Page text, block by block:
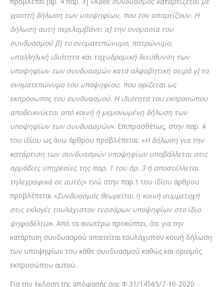
γραπτή δήλωση των υποψηφίων, που τον απαρτίζουν. Η
δήλωση αυτή περιλαμβάνει α] την ονομασία του
συνδυασμού β] το ονοματεπώνυμο, πατρώνυμο,
υπαλληλική ιδιότητα και ταχυδρομική διεύθυνση των
υποψηφίων των συνδυασμών κατά αλφαβητική σειρά γ] το
ονοματεπώνυμο του υποψηφίου, που ορίζεται ως
εκπρόσωπος του συνδυασμού. Η ιδιότητα του εκπροσώπου
αποδεικνύεται από κοινή ή μεμονωμένη δήλωση των
υποψηφίων των συνδυασμών». Επιπροσθέτως, στην παρ. 4
του ιδίου ως άνω άρθρου προβλέπεται: «Η δήλωση για την
κατάρτιση των συνδυασμών υποψηφίων υποβάλλεται στις
αρμόδιες υπηρεσίες της παρ. 1 του άρ. 3 ή αποστέλλεται
τηλεγραφικά σε αυτές» ενώ στην παρ.1 του ιδίου άρθρου
προβλέπεται «Συνδυασμός θεωρείται η κοινή συμμετοχή
στις εκλογές τουλάχιστον τεσσάρων υποψηφίων στο ίδιο
ψηφοδέλτιο». Από τα ανωτέρω προκύπτει, ότι για την
κατάρτιση συνδυασμού απαιτείται τουλάχιστον κοινή δήλωση
των υποψηφίων του κάθε συνδυασμού καθώς και ορισμός
εκπροσώπου αυτού.
Για την έκδοση της απόφασής σας Φ.31/14565/7-10-2020